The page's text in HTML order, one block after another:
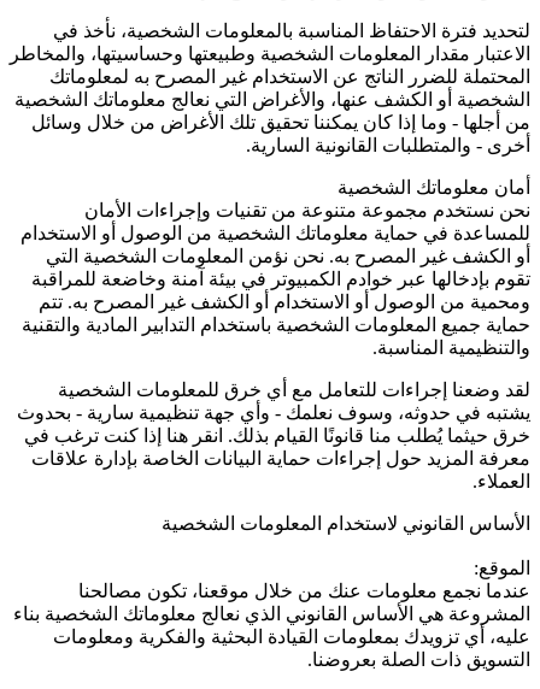
لتحديد فترة الاحتفاظ المناسبة بالمعلومات الشخصية، نأخذ في
الاعتبار مقدار المعلومات الشخصية وطبيعتها وحساسيتها، والمخاطر
المحتملة للضرر الناتج عن الاستخدام غير المصرح به لمعلوماتك
الشخصية أو الكشف عنها، والأغراض التي نعالج معلوماتك الشخصية
من أجلها - وما إذا كان يمكننا تحقيق تلك الأغراض من خلال وسائل
أخرى - والمتطلبات القانونية السارية.
أمان معلوماتك الشخصية
نحن نستخدم مجموعة متنوعة من تقنيات وإجراءات الأمان
للمساعدة في حماية معلوماتك الشخصية من الوصول أو الاستخدام
أو الكشف غير المصرح به. نحن نؤمن المعلومات الشخصية التي
تقوم بإدخالها عبر خوادم الكمبيوتر في بيئة آمنة وخاضعة للمراقبة
ومحمية من الوصول أو الاستخدام أو الكشف غير المصرح به. تتم
حماية جميع المعلومات الشخصية باستخدام التدابير المادية والتقنية
والتنظيمية المناسبة.
لقد وضعنا إجراءات للتعامل مع أي خرق للمعلومات الشخصية
يشتبه في حدوثه، وسوف نعلمك - وأي جهة تنظيمية سارية - بحدوث
خرق حيثما يُطلب منا قانونًا القيام بذلك. انقر هنا إذا كنت ترغب في
معرفة المزيد حول إجراءات حماية البيانات الخاصة بإدارة علاقات
العملاء.
الأساس القانوني لاستخدام المعلومات الشخصية
الموقع:
عندما نجمع معلومات عنك من خلال موقعنا، تكون مصالحنا
المشروعة هي الأساس القانوني الذي نعالج معلوماتك الشخصية بناء
عليه، أي تزويدك بمعلومات القيادة البحثية والفكرية ومعلومات
التسويق ذات الصلة بعروضنا.